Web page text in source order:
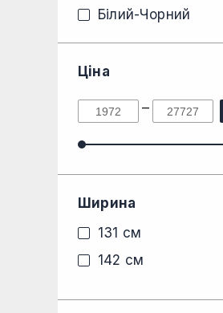
Білий-Чорний
Ширина
131 см
142 см
Ціна
–